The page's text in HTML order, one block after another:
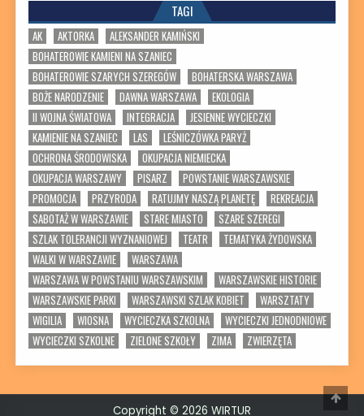
TAGI
AK AKTORKA
ALEKSANDER KAMIŃSKI
BOHATEROWIE KAMIENI NA SZANIEC
BOHATEROWIE SZARYCH SZEREGÓW
BOHATERSKA WARSZAWA
BOŻE NARODZENIE
DAWNA WARSZAWA
EKOLOGIA
II WOJNA ŚWIATOWA
INTEGRACJA
JESIENNE WYCIECZKI
KAMIENIE NA SZANIEC
LAS
LEŚNICZÓWKA PARYŻ
OCHRONA ŚRODOWISKA
OKUPACJA NIEMIECKA
OKUPACJA WARSZAWY
PISARZ
POWSTANIE WARSZAWSKIE
PROMOCJA
PRZYRODA RATUJMY NASZĄ PLANETĘ
REKREACJA
SABOTAŻ W WARSZAWIE
STARE MIASTO
SZARE SZEREGI
SZLAK TOLERANCJI WYZNANIOWEJ
TEATR
TEMATYKA ŻYDOWSKA
WALKI W WARSZAWIE
WARSZAWA
WARSZAWA W POWSTANIU WARSZAWSKIM
WARSZAWSKIE HISTORIE
WARSZAWSKIE PARKI
WARSZAWSKI SZLAK KOBIET
WARSZTATY
WIGILIA
WIOSNA WYCIECZKA SZKOLNA
WYCIECZKI JEDNODNIOWE
WYCIECZKI SZKOLNE
ZIELONE SZKOŁY ZIMA ZWIERZĘTA
Copyright © 2026 WIRTUR